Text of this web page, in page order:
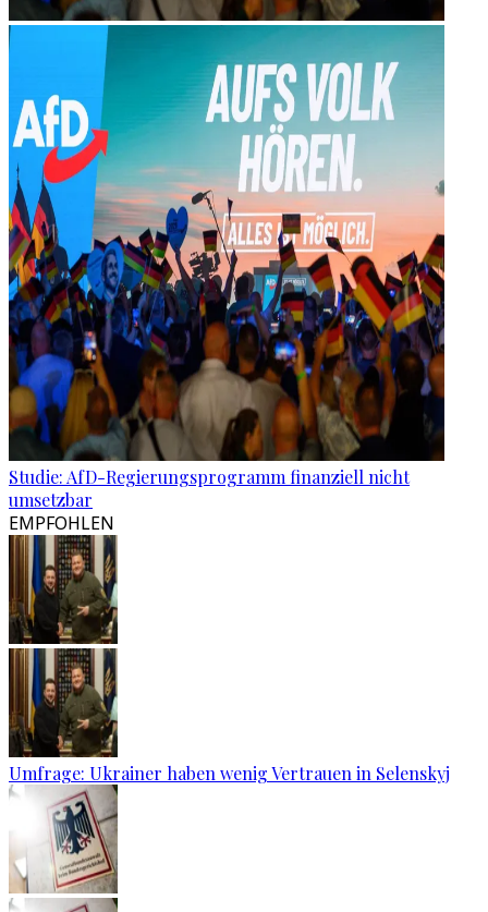
Studie: AfD-Regierungsprogramm finanziell nicht
umsetzbar
EMPFOHLEN
Umfrage: Ukrainer haben wenig Vertrauen in Selenskyj